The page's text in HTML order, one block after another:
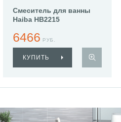
Смеситель для ванны
Haiba HB2215
6466 РУБ.
КУПИТЬ